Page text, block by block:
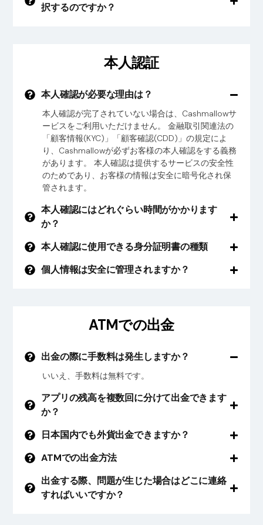
択するのですか？
本人認証
本人確認が必要な理由は？
本人確認が完了されていない場合は、Cashmallowサ
ービスをご利用いただけません。 金融取引関連法の
「顧客情報(KYC)」「顧客確認(CDD)」の規定によ
り、Cashmallowが必ずお客様の本人確認をする義務
があります。 本人確認は提供するサービスの安全性
のためであり、お客様の情報は安全に暗号化され保
管されます。
本人確認にはどれぐらい時間がかかります
か？
本人確認に使用できる身分証明書の種類
個人情報は安全に管理されますか？
ATMでの出金
出金の際に手数料は発生しますか？
いいえ、手数料は無料です。
アプリの残高を複数回に分けて出金できます
か？
日本国内でも外貨出金できますか？
ATMでの出金方法
出金する際、問題が生じた場合はどこに連絡
すればいいですか？